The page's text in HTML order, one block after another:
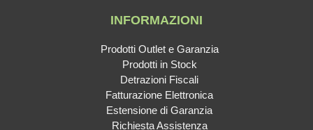
INFORMAZIONI
Prodotti Outlet e Garanzia
Prodotti in Stock
Detrazioni Fiscali
Fatturazione Elettronica
Estensione di Garanzia
Richiesta Assistenza